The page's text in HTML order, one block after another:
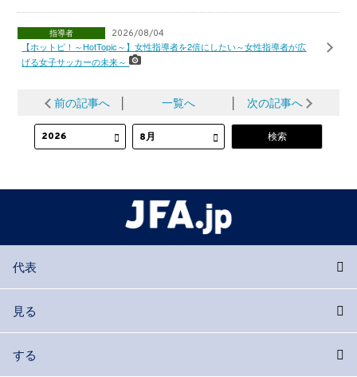
指導者 2026/08/04
【ホットピ！～HotTopic～】女性指導者を2倍にしたい～女性指導者が広
げる女子サッカーの未来～
前の記事へ 一覧へ 次の記事へ
代表
見る
する